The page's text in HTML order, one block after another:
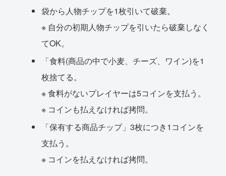
袋から人物チップを1枚引いて破棄。
※ 自分の初期人物チップを引いたら破棄しなく
てOK。
「食料(商品の中で小麦、チーズ、ワイン)を1
枚捨てる。
※ 食料がないプレイヤーは5コインを支払う。
※ コインも払えなければ拷問。
「保有する商品チップ」3枚につき1コインを
支払う。
※ コインを払えなければ拷問。